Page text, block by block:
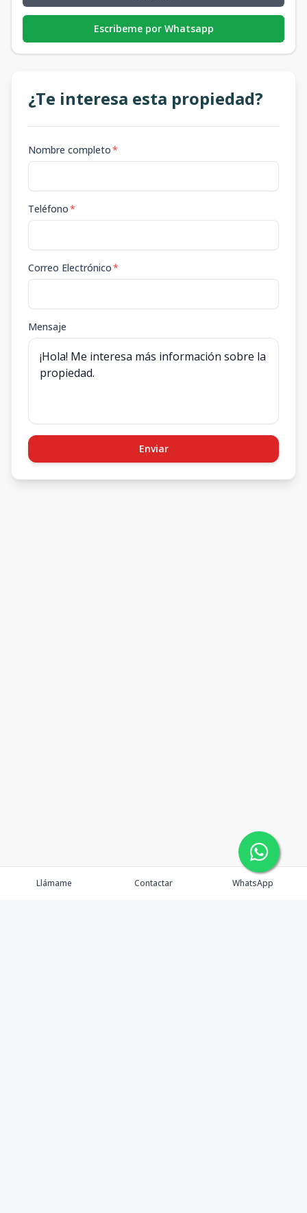
Escribeme por Whatsapp
¿Te interesa esta propiedad?
Nombre completo*
Teléfono*
Correo Electrónico*
Mensaje
Enviar
Llámame Contactar WhatsApp